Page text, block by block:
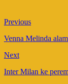
Previous
Venna Melinda
Next
Inter Milan ke